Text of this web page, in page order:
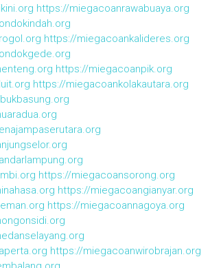
https://miegacoanrawabuaya.org
https://miegacoankalideres.org
https://miegacoanpik.org
https://miegacoankolakautara.org
https://miegacoansorong.org
https://miegacoangianyar.org
https://miegacoannagoya.org
https://miegacoanwirobrajan.org